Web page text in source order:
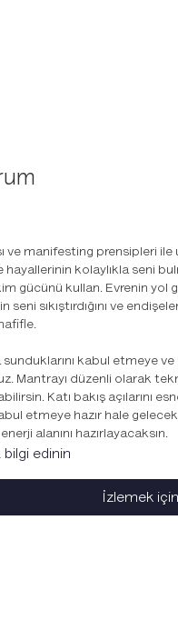
ve manifesting prensipleri
hayallerinin kolaylıkla seni
gücünü kullan. Evrenin yol
seni sıkıştırdığını ve
sunduklarını kabul etmeye
Mantrayı düzenli olarak
Katı bakış açılarını
etmeye hazır hale
alanını hazırlayacaksın.
açını genişlet, yeniliklerin
güven, içinde dingin ve
edinin
İzlemek